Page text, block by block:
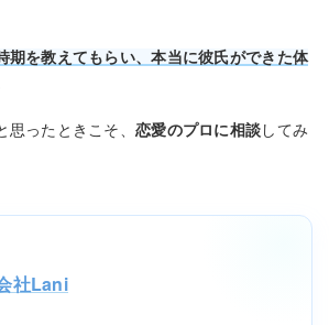
期を教えてもらい、本当に彼氏ができた体
思ったときこそ、恋愛のプロに相談してみ
社Lani